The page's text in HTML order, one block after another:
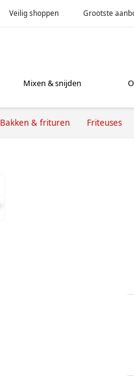
Veilig shoppen Grootste
Mixen & snijden
Bakken & frituren Friteuses